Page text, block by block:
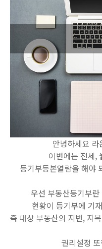
안녕하세요
이번에는 전세,
등기부등본열람을 해야
우선 부동산등기부
현황이 등기부에 기
즉 대상 부동산의 지번, 지
권리설정